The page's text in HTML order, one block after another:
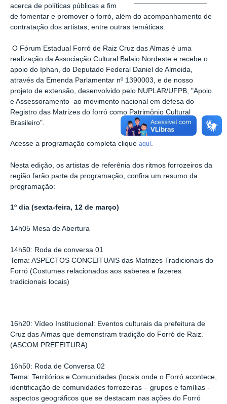
acerca de políticas públicas a fim
de fomentar e promover o forró, além do acompanhamento de
contratação dos artistas, entre outras temáticas.
O Fórum Estadual Forró de Raiz Cruz das Almas é uma
realização da Associação Cultural Balaio Nordeste e recebe o
apoio do Iphan, do Deputado Federal Daniel de Almeida,
através da Emenda Parlamentar nº 1390003, e de nosso
projeto de extensão, desenvolvido pelo NUPLAR/UFPB, "Apoio
e Assessoramento ao movimento nacional em defesa do
Registro das Matrizes do forró como Patrimônio Cultural
Brasileiro".
Acesse a programação completa clique aqui.
Nesta edição, os artistas de referênia dos ritmos forrozeiros da
região farão parte da programação, confira um resumo da
programação:
1º dia (sexta-feira, 12 de março)
14h05 Mesa de Abertura
14h50: Roda de conversa 01
Tema: ASPECTOS CONCEITUAIS das Matrizes Tradicionais do
Forró (Costumes relacionados aos saberes e fazeres
tradicionais locais)
16h20: Vídeo Institucional: Eventos culturais da prefeitura de
Cruz das Almas que demonstram tradição do Forró de Raiz.
(ASCOM PREFEITURA)
16h50: Roda de Conversa 02
Tema: Territórios e Comunidades (locais onde o Forró acontece,
identificação de comunidades forrozeiras – grupos e famílias -
aspectos geográficos que se destacam nas ações do Forró